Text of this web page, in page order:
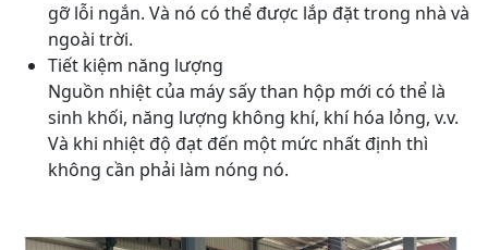
gỡ lỗi ngắn. Và nó có thể được lắp đặt trong nhà và
ngoài trời.
Tiết kiệm năng lượng
Nguồn nhiệt của máy sấy than hộp mới có thể là
sinh khối, năng lượng không khí, khí hóa lỏng, v.v.
Và khi nhiệt độ đạt đến một mức nhất định thì
không cần phải làm nóng nó.